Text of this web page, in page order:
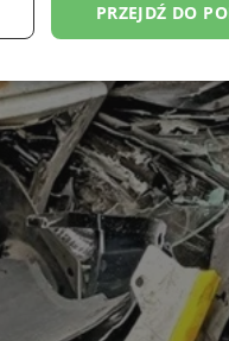
PRZEJDŹ DO
Funkcjonalność
Niesklasyfikowane
takich jak logowanie
ze strony internetowej.